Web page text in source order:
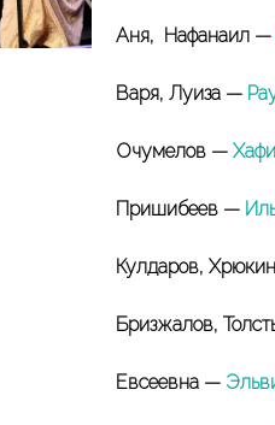
Аня, Нафанаил —
Варя, Луиза —
Очумелов —
Пришибеев —
Кулдаров,
Бризжалов,
Евсеевна —